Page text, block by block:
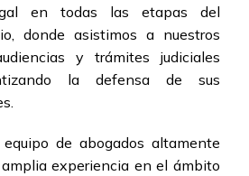
en todas las etapas del
donde asistimos a nuestros
y trámites judiciales
la defensa de sus
de abogados altamente
experiencia en el ámbito